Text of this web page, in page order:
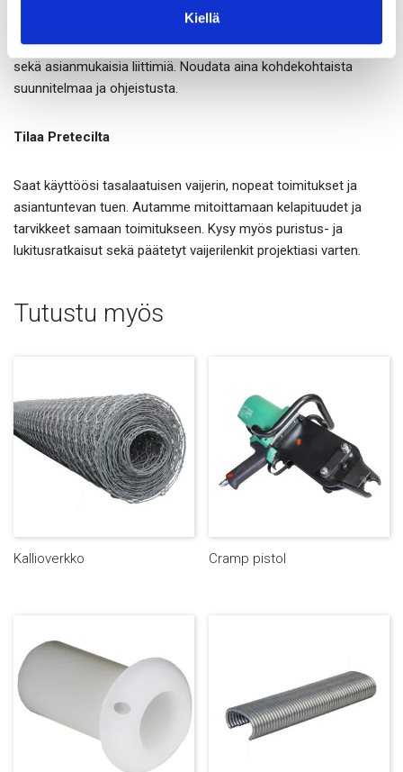
Kiellä
Vaijeri soveltuu kiinnitys- ja ripustustarkoituksiin. Nostoihin
käytetään vain nostotyöhön sertifioituja tuotteita ja tarvikkeita
sekä asianmukaisia liittimiä. Noudata aina kohdekohtaista
suunnitelmaa ja ohjeistusta.
Tilaa Pretecilta
Saat käyttöösi tasalaatuisen vaijerin, nopeat toimitukset ja
asiantuntevan tuen. Autamme mitoittamaan kelapituudet ja
tarvikkeet samaan toimitukseen. Kysy myös puristus- ja
lukitusratkaisut sekä päätetyt vaijerilenkit projektiasi varten.
Tutustu myös
Kallioverkko Cramp pistol